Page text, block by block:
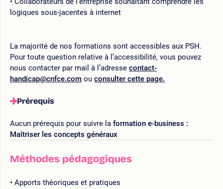
logiques sous-jacentes à internet
La majorité de nos formations sont accessibles aux PSH.
Pour toute question relative à l’accessibilité, vous pouvez
nous contacter par mail à l’adresse contact-
handicap@cnfce.com ou consulter cette page.
Prérequis
Aucun prérequis pour suivre la formation e-business :
Maîtriser les concepts généraux
Méthodes pédagogiques
Apports théoriques et pratiques